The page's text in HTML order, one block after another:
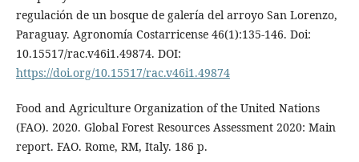
regulación de un bosque de galería del arroyo San Lorenzo,
Paraguay. Agronomía Costarricense 46(1):135-146. Doi:
10.15517/rac.v46i1.49874. DOI:
https://doi.org/10.15517/rac.v46i1.49874
Food and Agriculture Organization of the United Nations
(FAO). 2020. Global Forest Resources Assessment 2020: Main
report. FAO. Rome, RM, Italy. 186 p.